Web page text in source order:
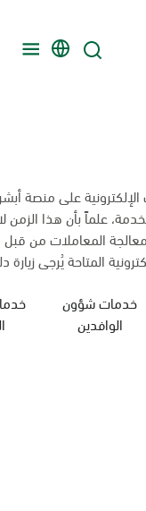
على منصة
علماً بأن هذا
المعاملات من
المتاحة يُرجى زيارة
خدمات شؤون
الوافدين